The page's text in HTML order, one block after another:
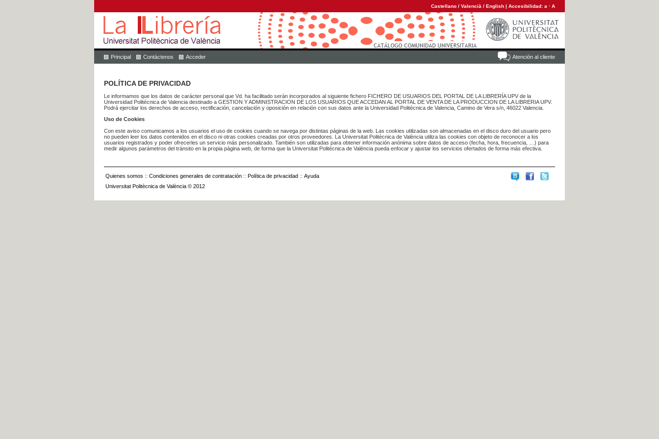
Castellano / Valencià / English | Accesibilidad: a · A
Atención al cliente
Principal Contáctenos Acceder
POLÍTICA DE PRIVACIDAD
Le informamos que los datos de carácter personal que Vd. ha facilitado serán incorporados al siguiente fichero FICHERO DE USUARIOS DEL PORTAL DE LA LIBRERÍA UPV de la
Universidad Politécnica de Valencia destinado a GESTION Y ADMINISTRACION DE LOS USUARIOS QUE ACCEDAN AL PORTAL DE VENTA DE LA PRODUCCION DE LA LIBRERIA UPV.
Podrá ejercitar los derechos de acceso, rectificación, cancelación y oposición en relación con sus datos ante la Universidad Politécnica de Valencia, Camino de Vera s/n, 46022 Valencia.
Uso de Cookies
Con este aviso comunicamos a los usuarios el uso de cookies cuando se navega por distintas páginas de la web. Las cookies utilizadas son almacenadas en el disco duro del usuario pero
no pueden leer los datos contenidos en el disco ni otras cookies creadas por otros proveedores. La Universitat Politècnica de València utiliza las cookies con objeto de reconocer a los
usuarios registrados y poder ofrecerles un servicio más personalizado. También son utilizadas para obtener información anónima sobre datos de acceso (fecha, hora, frecuencia, …) para
medir algunos parámetros del tránsito en la propia página web, de forma que la Universitat Politècnica de València pueda enfocar y ajustar los servicios ofertados de forma más efectiva.
Quienes somos :: Condiciones generales de contratación :: Política de privacidad :: Ayuda
Universitat Politècnica de València © 2012